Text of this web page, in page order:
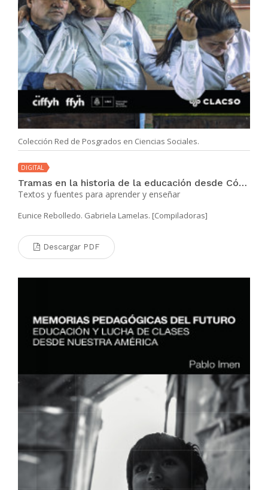
Colección Red de Posgrados en Ciencias Sociales.
DIGITAL
Tramas en la historia de la educación desde Córdoba
Textos y fuentes para aprender y enseñar
Eunice Rebolledo. Gabriela Lamelas. [Compiladoras]
Descargar PDF